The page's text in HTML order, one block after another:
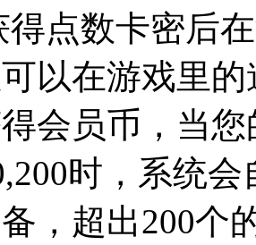
得点数卡密后
以在游戏里
会员币，当
时，系统
，超出200个